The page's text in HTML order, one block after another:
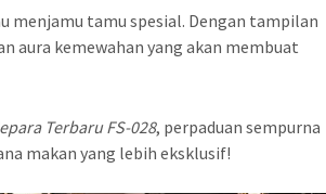
menjamu tamu spesial. Dengan tampilan
aura kemewahan yang akan membuat
Terbaru FS-028, perpaduan sempurna
makan yang lebih eksklusif!